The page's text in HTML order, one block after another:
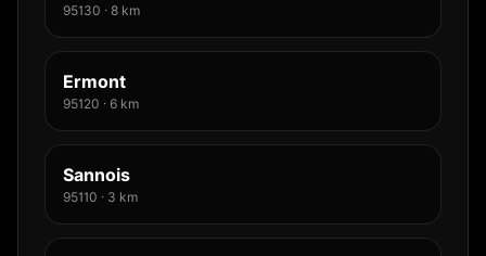
95130 · 8 km
Ermont
95120 · 6 km
Sannois
95110 · 3 km